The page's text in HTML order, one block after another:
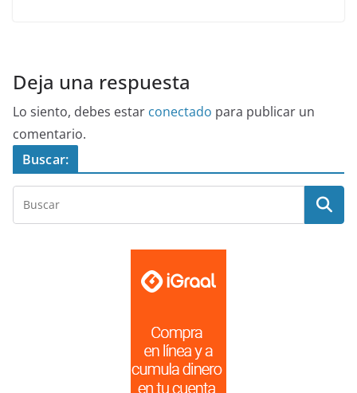
Deja una respuesta
Lo siento, debes estar conectado para publicar un
comentario.
Buscar: